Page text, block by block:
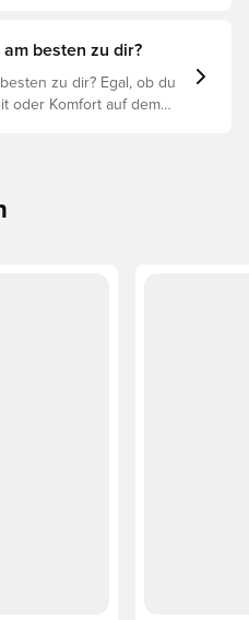
weiter, um
besten zu dir?
zu dir? Egal, ob du
oder Komfort auf dem